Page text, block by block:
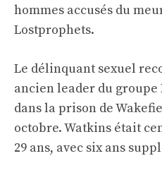
hommes accusés du
Lostprophets.
Le délinquant sexuel
ancien leader du groupe
dans la prison de
octobre. Watkins était
29 ans, avec six ans